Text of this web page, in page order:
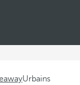
Urbains